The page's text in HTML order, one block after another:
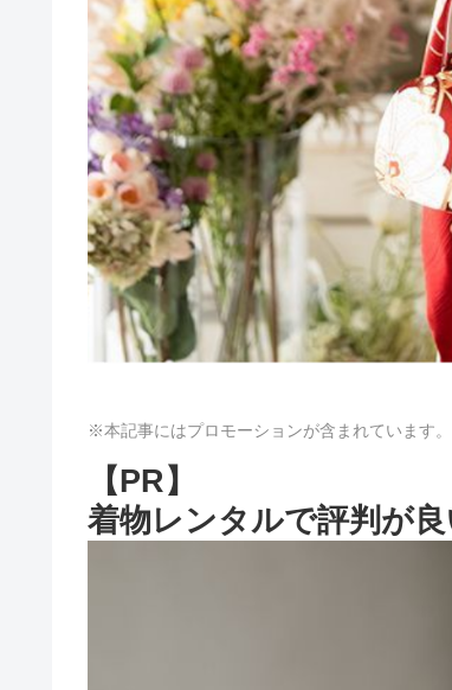
※本記事にはプロモーションが含まれています。
【PR】
着物レンタルで評判が